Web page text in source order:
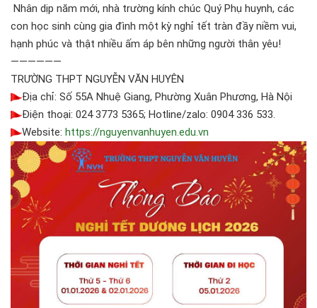
Nhân dịp năm mới, nhà trường kính chúc Quý Phụ huynh, các
con học sinh cùng gia đình một kỳ nghỉ tết tràn đầy niềm vui,
hạnh phúc và thật nhiều ấm áp bên những người thân yêu!
——————
TRƯỜNG THPT NGUYỄN VĂN HUYÊN
Địa chỉ: Số 55A Nhuệ Giang, Phường Xuân Phương, Hà Nội
Điện thoại: 024 3773 5365; Hotline/zalo: 0904 336 533.
Website: https://nguyenvanhuyen.edu.vn